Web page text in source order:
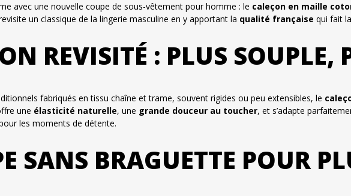
avec une nouvelle coupe de sous-vêtement pour homme : le caleçon en maille
un classique de la lingerie masculine en y apportant la qualité française qui fait
REVISITÉ : PLUS SOUPLE,
fabriqués en tissu chaîne et trame, souvent rigides ou peu extensibles, le
une élasticité naturelle, une grande douceur au toucher, et s’adapte
les moments de détente.
SANS BRAGUETTE POUR